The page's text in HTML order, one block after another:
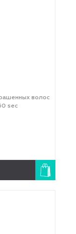
волос
sec